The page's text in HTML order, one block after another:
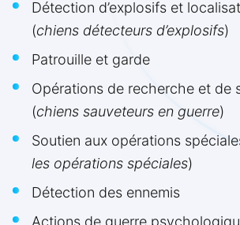
Détection d’explosifs et
(chiens détecteurs d’explosifs)
Patrouille et garde
Opérations de recherche et de
(chiens sauveteurs en guerre)
Soutien aux opérations
les opérations spéciales)
Détection des ennemis